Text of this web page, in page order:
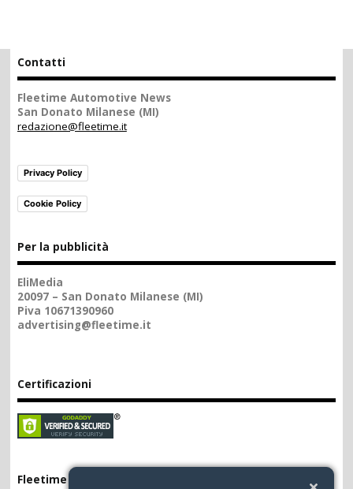
Contatti
Fleetime Automotive News
San Donato Milanese (MI)
redazione@fleetime.it
Privacy Policy
Cookie Policy
Per la pubblicità
EliMedia
20097 – San Donato Milanese (MI)
Piva 10671390960
advertising@fleetime.it
Certificazioni
Fleetime App